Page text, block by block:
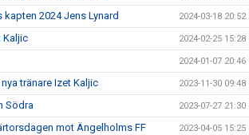
2024 Jens Lynard 2024-03-18 20:52
Kaljic 2024-02-25 15:28
2024-01-07 20:46
tränare Izet Kaljic 2023-11-30 09:48
Södra 2023-07-27 21:30
mot Ängelholms FF 2023-04-05 15:25